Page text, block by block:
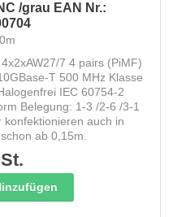
/grau EAN Nr.:
7 4 pairs (PiMF)
T 500 MHz Klasse
IEC 60754-2
Belegung: 1-3 /2-6 /3-1
auch in
ab 0,15m.
St.